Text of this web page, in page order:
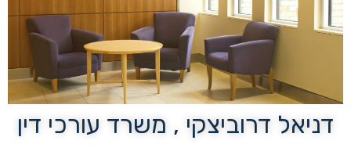
דניאל דרוביצקי , משרד עורכי דין